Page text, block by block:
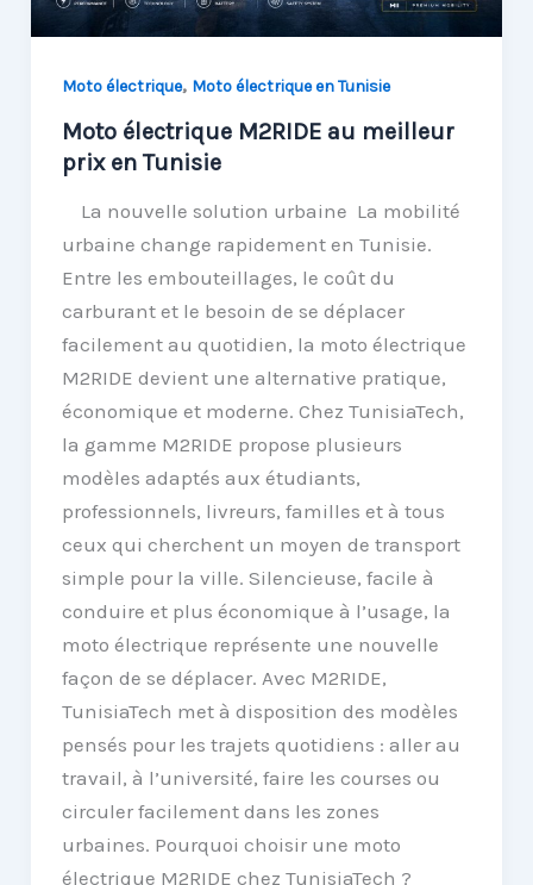
Moto électrique, Moto électrique en Tunisie
Moto électrique M2RIDE au meilleur
prix en Tunisie
La nouvelle solution urbaine La mobilité
urbaine change rapidement en Tunisie.
Entre les embouteillages, le coût du
carburant et le besoin de se déplacer
facilement au quotidien, la moto électrique
M2RIDE devient une alternative pratique,
économique et moderne. Chez TunisiaTech,
la gamme M2RIDE propose plusieurs
modèles adaptés aux étudiants,
professionnels, livreurs, familles et à tous
ceux qui cherchent un moyen de transport
simple pour la ville. Silencieuse, facile à
conduire et plus économique à l’usage, la
moto électrique représente une nouvelle
façon de se déplacer. Avec M2RIDE,
TunisiaTech met à disposition des modèles
pensés pour les trajets quotidiens : aller au
travail, à l’université, faire les courses ou
circuler facilement dans les zones
urbaines. Pourquoi choisir une moto
électrique M2RIDE chez TunisiaTech ?